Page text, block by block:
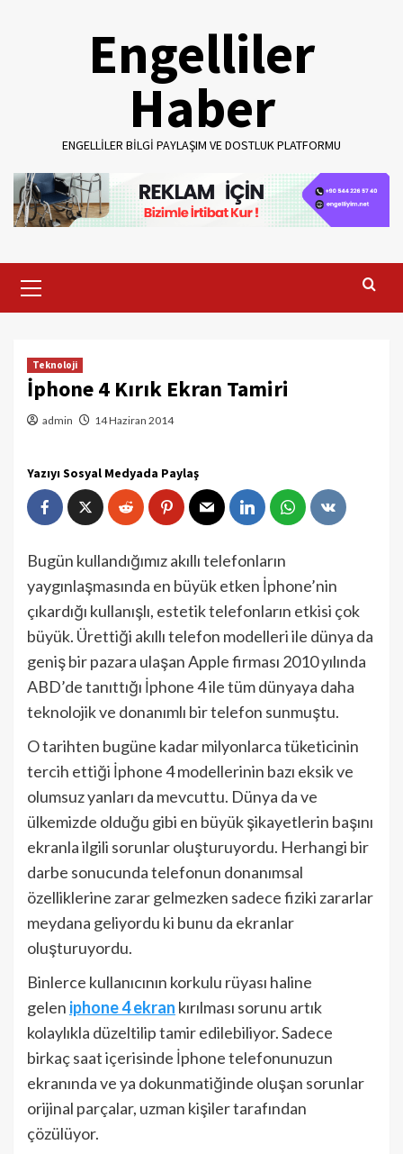
Engelliler
Haber
ENGELLILER BILGI PAYLAŞIM VE DOSTLUK PLATFORMU
Menu
Teknoloji
İphone 4 Kırık Ekran Tamiri
admin 14 Haziran 2014
Yazıyı Sosyal Medyada Paylaş
Bugün kullandığımız akıllı telefonların
yaygınlaşmasında en büyük etken İphone’nin
çıkardığı kullanışlı, estetik telefonların etkisi çok
büyük. Ürettiği akıllı telefon modelleri ile dünya da
geniş bir pazara ulaşan Apple firması 2010 yılında
ABD’de tanıttığı İphone 4 ile tüm dünyaya daha
teknolojik ve donanımlı bir telefon sunmuştu.
O tarihten bugüne kadar milyonlarca tüketicinin
tercih ettiği İphone 4 modellerinin bazı eksik ve
olumsuz yanları da mevcuttu. Dünya da ve
ülkemizde olduğu gibi en büyük şikayetlerin başını
ekranla ilgili sorunlar oluşturuyordu. Herhangi bir
darbe sonucunda telefonun donanımsal
özelliklerine zarar gelmezken sadece fiziki zararlar
meydana geliyordu ki bunu da ekranlar
oluşturuyordu.
Binlerce kullanıcının korkulu rüyası haline
gelen iphone 4 ekran kırılması sorunu artık
kolaylıkla düzeltilip tamir edilebiliyor. Sadece
birkaç saat içerisinde İphone telefonunuzun
ekranında ve ya dokunmatiğinde oluşan sorunlar
orijinal parçalar, uzman kişiler tarafından
çözülüyor.